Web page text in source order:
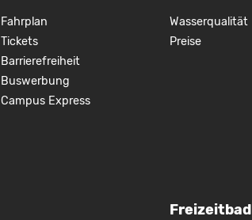
Fahrplan
Tickets
Barrierefreiheit
Buswerbung
Campus Express
Wasserqualität
Preise
Freizeitbad